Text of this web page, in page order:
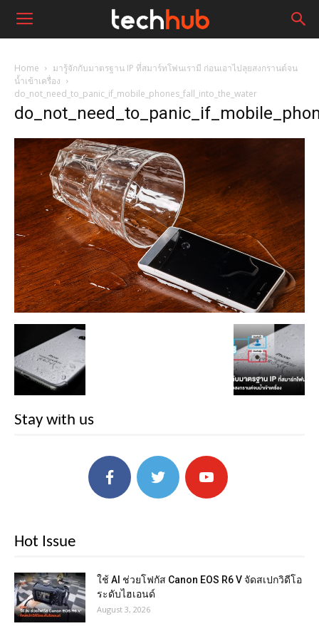
Home
มารู้จักกับมาตรฐาน IP ที่สมาร์ทโฟนเรามี ก่อนเอาไปลุยสงกรานต์จน
น้ำเข้าเครื่อง
do_not_need_to_panic_if_mobile_phones_fall_into_the_water
Stay with us
Hot Issue
ใช้ AI ช่วยโฟกัส Canon EOS R6 V จัดสเปกวิดีโอ
ระดับไฮเอนด์
August 3, 2026